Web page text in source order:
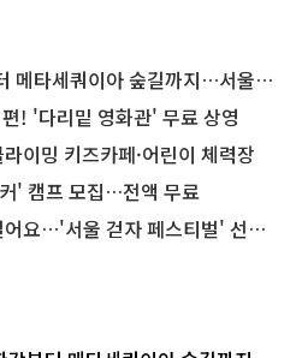
쿼이아 숲길까지…서울둘레길 15코스
! '다리밑 영화관' 무료 상영
이밍 키즈카페·어린이 체력장
' 캠프 모집…전액 무료
서울 걷자 페스티벌' 선착순 5천명